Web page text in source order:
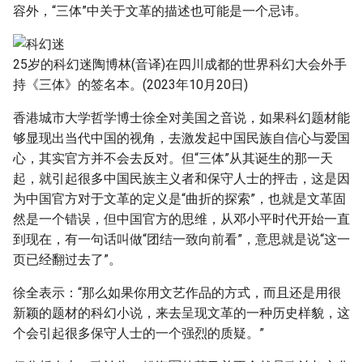
容外，“三体”中关于文革的描述也可能是一个忌讳。
25岁的科幻迷陶博林(音译)在四川成都的世界科幻大会外手
持《三体》的签名本。(2023年10月20日)
香港城市大学哲学博士徐全对美国之音说，如果科幻题材能
够显现出当代中国的视角，去激发起中国民族自信心与爱国
心，其实官方并不会去反对。但“三体”从其诞生的那一天
起，就引起很多中国民族主义者和保守人士的抨击，这是因
为中国官方对于文革的定义是“曲折的探索”，也就是文革固
然是一个错误，但中国官方的思维，从邓小平时代开始一直
到现在，有一句话叫做“团结一致向前看”，意思就是说“这一
页已经翻过去了”。
徐全表示：“那么如果你用文艺作品的方式，而且还是用很
新颖的题材的科幻小说，来去呈现文革的一种历史样貌，这
个会引起很多保守人士的一个强烈的质疑。”